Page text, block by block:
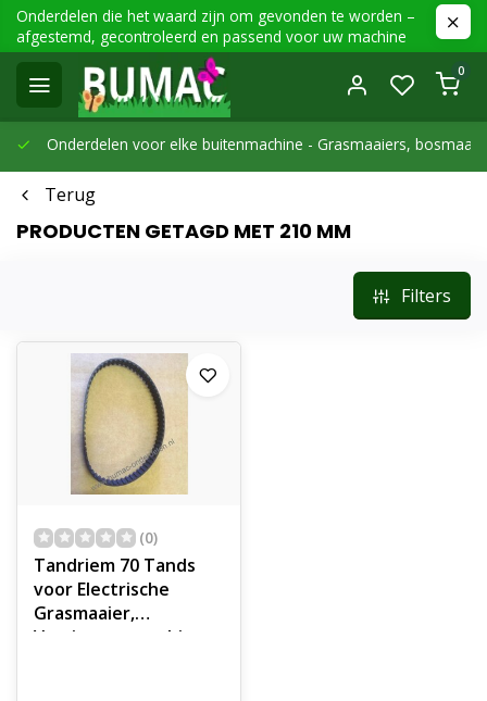
Onderdelen die het waard zijn om gevonden te worden –
afgestemd, gecontroleerd en passend voor uw machine
0
Onderdelen voor elke buitenmachine - Grasmaaiers,
Terug
PRODUCTEN GETAGD MET 210 MM
Filters
(0)
Tandriem 70 Tands
voor Electrische
Grasmaaier,
Verticuteermachine,